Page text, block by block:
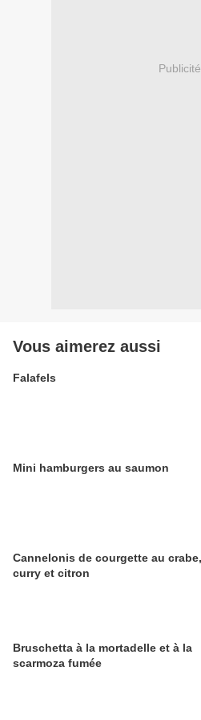
Publicité
Vous aimerez aussi
Falafels
Mini hamburgers au saumon
Cannelonis de courgette au crabe,
curry et citron
Bruschetta à la mortadelle et à la
scarmoza fumée